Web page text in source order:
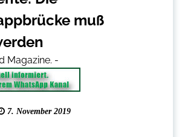
muß
Magazine. -
7. November 2019